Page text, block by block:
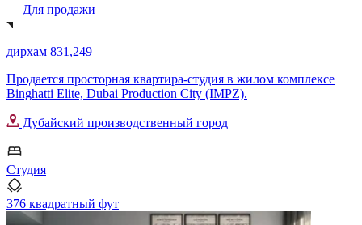
Для продажи
дирхам 831,249
Продается просторная квартира-студия в жилом комплексе
Binghatti Elite, Dubai Production City (IMPZ).
Дубайский производственный город
Студия
376 квадратный фут